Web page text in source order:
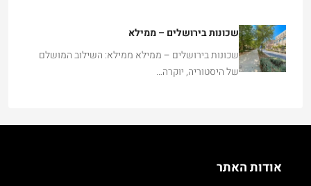
שכונות בירושלים – ממילא
שכונות בירושלים – ממילא ממילא: השילוב המושלם
של היסטוריה, יוקרה…
אודות האתר